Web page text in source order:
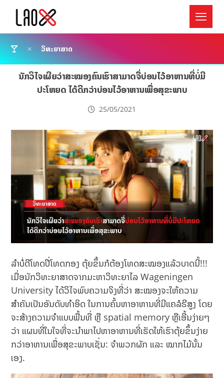
ວິທະຍາສາດ
ນັກວິໄຈເຜີຍວ່າສະໝອງຄົນເຮົາສາມາດຈື່ບ່ອນໄວ້ອາຫານທີ່ບໍ່ມີ
ປະໂຫຍດ ໄດ້ດີກວ່າບ່ອນໄວ້ອາຫານເພື່ອສຸຂະພາບ
25/05/2021
ລຳບໍ່ດີໂທດປີ່ໂທດກອງ ຕຸ້ຍຂຶ້ນກໍຕ້ອງໂທດສະໝອງແລ້ວບາດນີ້!!!
ເມື່ອນັກວິທະຍາສາດຈາກມະຫາວິທະຍາໄລ Wageningen
University ໄດ້ວິໄຈພົບຄວາມຈິງທີ່ວ່າ ສະໝອງຈະໃຫ້ຄວາມ
ສຳຄັນເປັນອັນດັບທຳອິດ ໃນການຄົ້ນຫາອາຫານທີ່ມີແຄລໍຣີສູງ ໂດຍ
ຈະສ້າງຄວາມຈຳແບບພື້ນທີ່ ຫຼື spatial memory ຫຼືເອີ້ນງ່າຍໆ
ວ່າ ແຜນທີ່ໃນໃຈທີ່ຈະນຳພາໄປຫາອາຫານທີ່ເຮັດໃຫ້ເຮົາຕຸ້ຍຂຶ້ນງ່າຍ
ກວ່າອາຫານເພື່ອສຸຂະພາບເຊັ່ນ: ຈຳພວກຜັກ ແລະ ໝາກໄມ້ນັ້ນ
ເອງ.